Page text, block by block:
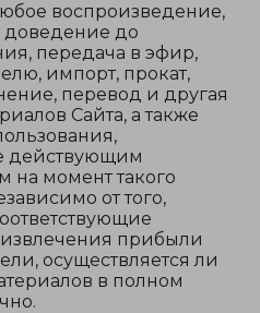
воспроизведение,
доведение до
передача в эфир,
импорт, прокат,
перевод и другая
Сайта, а также
действующим
на момент такого
от того,
прибыли
осуществляется ли
в полном